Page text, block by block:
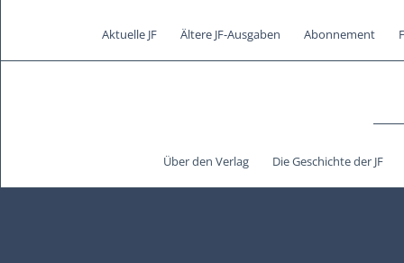
Aktuelle JF Ältere JF-Ausgaben Abonnement
Über den Verlag Die Geschichte der JF